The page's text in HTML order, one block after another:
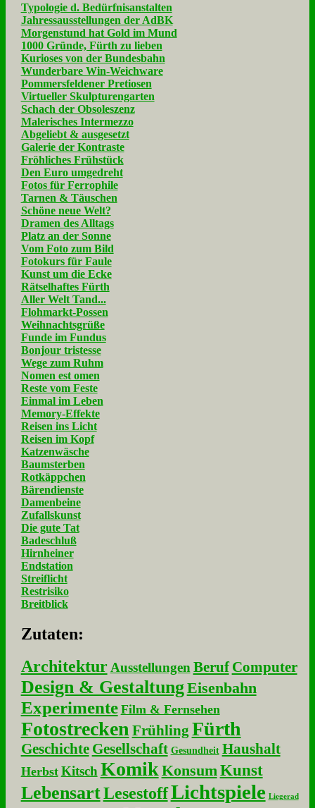
Typologie d. Bedürfnisanstalten
Jahressausstellungen der AdBK
Morgenstund hat Gold im Mund
1000 Gründe, Fürth zu lieben
Kurioses von der Bundesbahn
Wunderbare Win-Weichware
Pommersfeldener Pretiosen
Virtueller Skulpturengarten
Schach der Obsoleszenz
Malerisches Intermezzo
Abgeliebt & ausgesetzt
Galerie der Kontraste
Fröhliches Frühstück
Den Euro umgedreht
Fotos für Ferrophile
Tarnen & Täuschen
Schöne neue Welt?
Dramen des Alltags
Platz an der Sonne
Vom Foto zum Bild
Fotokurs für Faule
Kunst um die Ecke
Rätselhaftes Fürth
Aller Welt Tand...
Flohmarkt-Possen
Weihnachtsgrüße
Funde im Fundus
Bonjour tristesse
Wege zum Ruhm
Nomen est omen
Reste vom Feste
Einmal im Leben
Memory-Effekte
Reisen ins Licht
Reisen im Kopf
Katzenwäsche
Baumsterben
Rotkäppchen
Bärendienste
Damenbeine
Zufallskunst
Die gute Tat
Badeschluß
Hirnheiner
Endstation
Streiflicht
Restrisiko
Breitblick
Zu­ta­ten:
Architektur Ausstellungen Beruf Computer
Design & GestaltungEisenbahn
Experimente Film & Fernsehen
Fotostrecken Frühling Fürth
Geschichte Gesellschaft Gesundheit Haushalt
Herbst Kitsch KomikKonsumKunst
LebensartLesestoffLichtspiele Liegerad